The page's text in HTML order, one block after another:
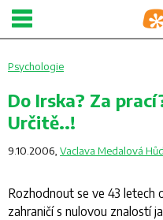
Psychologie
Do Irska? Za
Určitě..!
9.10.2006, Vaclava Medalová
Rozhodnout se ve 43 letech
zahraničí s nulovou znalostí